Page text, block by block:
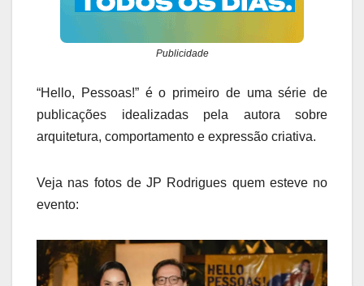
Publicidade
“Hello, Pessoas!” é o primeiro de uma série de
publicações idealizadas pela autora sobre
arquitetura, comportamento e expressão criativa.
Veja nas fotos de JP Rodrigues quem esteve no
evento: